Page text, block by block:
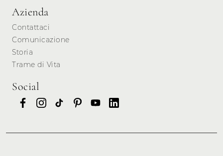
Azienda
Contattaci
Comunicazione
Storia
Trame di Vita
Social